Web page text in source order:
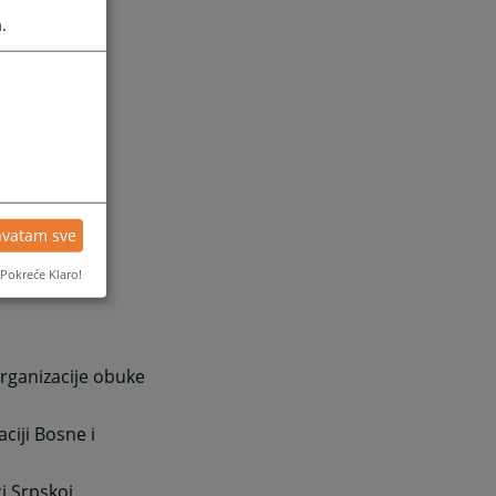
obuke
Bosne i
sve
Pokreće Klaro!